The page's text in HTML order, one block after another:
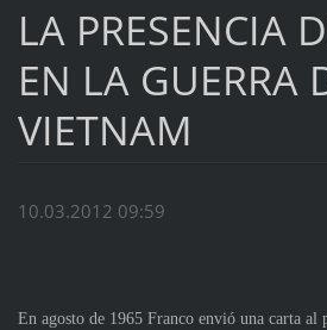
LA PRESENCIA
EN LA GUERRA
VIETNAM
10.03.2012 09:59
En agosto de 1965 Franco envió una carta al